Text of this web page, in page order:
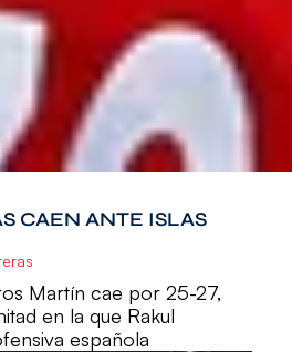
CAEN ANTE ISLAS
Martín cae por 25-27,
en la que Rakul
española